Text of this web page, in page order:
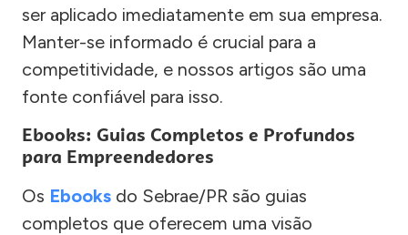
ser aplicado imediatamente em sua empresa.
Manter-se informado é crucial para a
competitividade, e nossos artigos são uma
fonte confiável para isso.
Ebooks: Guias Completos e Profundos
para Empreendedores
Os Ebooks do Sebrae/PR são guias
completos que oferecem uma visão